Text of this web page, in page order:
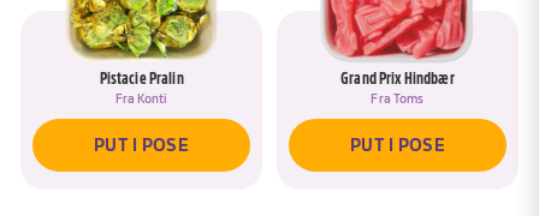
Pistacie Pralin
Fra Konti
PUT I POSE
Grand Prix Hindbær
Fra Toms
PUT I POSE